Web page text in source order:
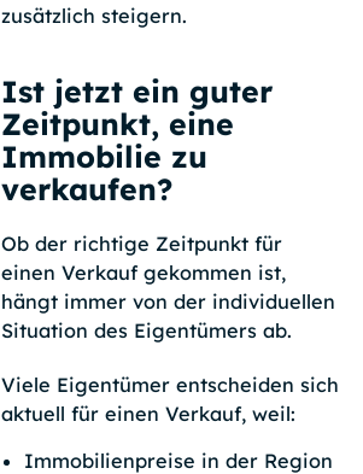
zusätzlich steigern.
Ist jetzt ein guter
Zeitpunkt, eine
Immobilie zu
verkaufen?
Ob der richtige Zeitpunkt für
einen Verkauf gekommen ist,
hängt immer von der individuellen
Situation des Eigentümers ab.
Viele Eigentümer entscheiden sich
aktuell für einen Verkauf, weil:
Immobilienpreise in der Region